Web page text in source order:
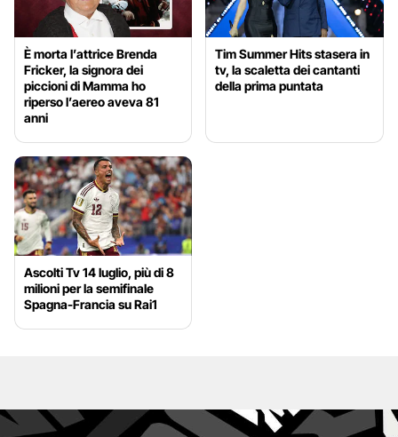
È morta l’attrice Brenda
Fricker, la signora dei
piccioni di Mamma ho
riperso l’aereo aveva 81
anni
Tim Summer Hits stasera in
tv, la scaletta dei cantanti
della prima puntata
Ascolti Tv 14 luglio, più di 8
milioni per la semifinale
Spagna-Francia su Rai1